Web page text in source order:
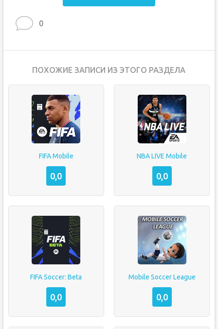
0
ПОХОЖИЕ ЗАПИСИ ИЗ ЭТОГО РАЗДЕЛА
FIFA Mobile
0,0
NBA LIVE Mobile
0,0
FIFA Soccer: Beta
0,0
Mobile Soccer League
0,0